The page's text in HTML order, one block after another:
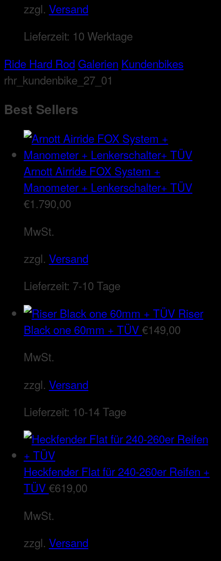
zzgl. Versand
Lieferzeit: 10 Werktage
Ride Hard Rod Galerien Kundenbikes
rhr_kundenbike_27_01
Best Sellers
Arnott Airride FOX System +
Manometer + Lenkerschalter+ TÜV
€1.790,00
MwSt.
zzgl. Versand
Lieferzeit: 7-10 Tage
Riser
Black one 60mm + TÜV€149,00
MwSt.
zzgl. Versand
Lieferzeit: 10-14 Tage
Heckfender Flat für 240-260er Reifen +
TÜV€619,00
MwSt.
zzgl. Versand